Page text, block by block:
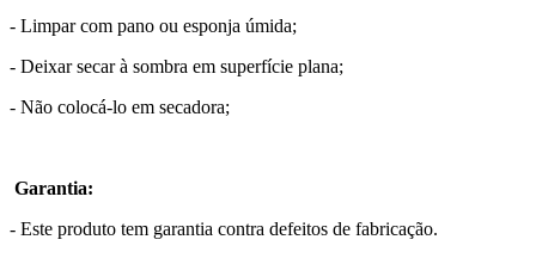
- Limpar com pano ou esponja úmida;
- Deixar secar à sombra em superfície plana;
- Não colocá-lo em secadora;
Garantia:
- Este produto tem garantia contra defeitos de fabricação.